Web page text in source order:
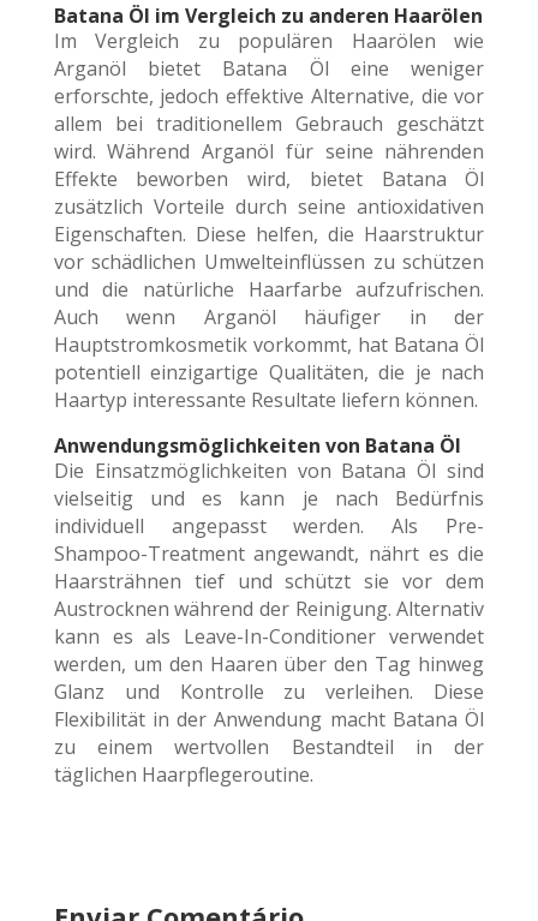
Batana Öl im Vergleich zu anderen Haarölen
Im Vergleich zu populären Haarölen wie
Arganöl bietet Batana Öl eine weniger
erforschte, jedoch effektive Alternative, die vor
allem bei traditionellem Gebrauch geschätzt
wird. Während Arganöl für seine nährenden
Effekte beworben wird, bietet Batana Öl
zusätzlich Vorteile durch seine antioxidativen
Eigenschaften. Diese helfen, die Haarstruktur
vor schädlichen Umwelteinflüssen zu schützen
und die natürliche Haarfarbe aufzufrischen.
Auch wenn Arganöl häufiger in der
Hauptstromkosmetik vorkommt, hat Batana Öl
potentiell einzigartige Qualitäten, die je nach
Haartyp interessante Resultate liefern können.
Anwendungsmöglichkeiten von Batana Öl
Die Einsatzmöglichkeiten von Batana Öl sind
vielseitig und es kann je nach Bedürfnis
individuell angepasst werden. Als Pre-
Shampoo-Treatment angewandt, nährt es die
Haarsträhnen tief und schützt sie vor dem
Austrocknen während der Reinigung. Alternativ
kann es als Leave-In-Conditioner verwendet
werden, um den Haaren über den Tag hinweg
Glanz und Kontrolle zu verleihen. Diese
Flexibilität in der Anwendung macht Batana Öl
zu einem wertvollen Bestandteil in der
täglichen Haarpflegeroutine.